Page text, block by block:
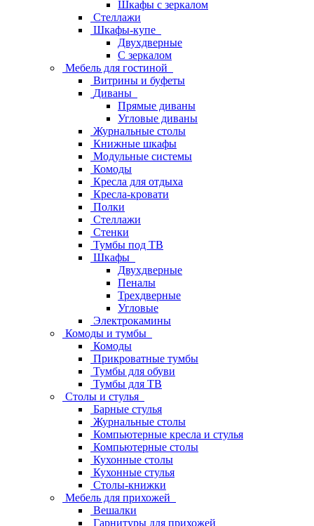
Шкафы с зеркалом
Стеллажи
Шкафы-купе
Двухдверные
С зеркалом
Мебель для гостиной
Витрины и буфеты
Диваны
Прямые диваны
Угловые диваны
Журнальные столы
Книжные шкафы
Модульные системы
Комоды
Кресла для отдыха
Кресла-кровати
Полки
Стеллажи
Стенки
Тумбы под ТВ
Шкафы
Двухдверные
Пеналы
Трехдверные
Угловые
Электрокамины
Комоды и тумбы
Комоды
Прикроватные тумбы
Тумбы для обуви
Тумбы для ТВ
Столы и стулья
Барные стулья
Журнальные столы
Компьютерные кресла и стулья
Компьютерные столы
Кухонные столы
Кухонные стулья
Столы-книжки
Мебель для прихожей
Вешалки
Гарнитуры для прихожей